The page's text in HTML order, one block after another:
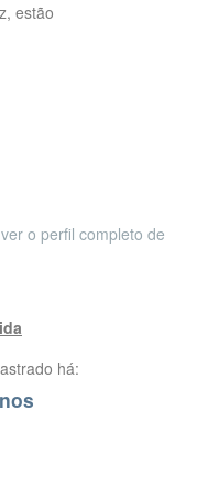
estão
o perfil completo de
há: